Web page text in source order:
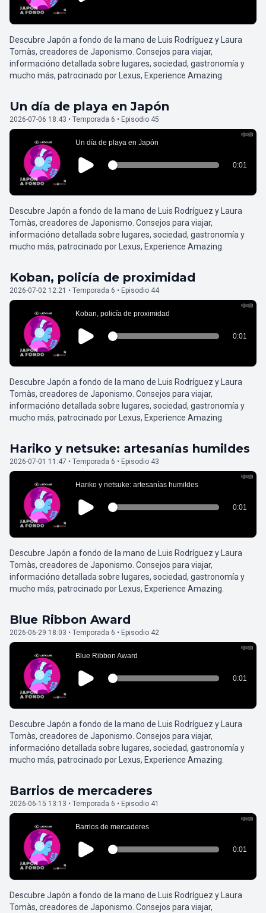
Descubre Japón a fondo de la mano de Luis Rodríguez y Laura
Tomàs, creadores de Japonismo. Consejos para viajar,
informacióno detallada sobre lugares, sociedad, gastronomía y
mucho más, patrocinado por Lexus, Experience Amazing.
Un día de playa en Japón
2026-07-06 18:43 • Temporada 6 • Episodio 45
Descubre Japón a fondo de la mano de Luis Rodríguez y Laura
Tomàs, creadores de Japonismo. Consejos para viajar,
informacióno detallada sobre lugares, sociedad, gastronomía y
mucho más, patrocinado por Lexus, Experience Amazing.
Koban, policía de proximidad
2026-07-02 12:21 • Temporada 6 • Episodio 44
Descubre Japón a fondo de la mano de Luis Rodríguez y Laura
Tomàs, creadores de Japonismo. Consejos para viajar,
informacióno detallada sobre lugares, sociedad, gastronomía y
mucho más, patrocinado por Lexus, Experience Amazing.
Hariko y netsuke: artesanías humildes
2026-07-01 11:47 • Temporada 6 • Episodio 43
Descubre Japón a fondo de la mano de Luis Rodríguez y Laura
Tomàs, creadores de Japonismo. Consejos para viajar,
informacióno detallada sobre lugares, sociedad, gastronomía y
mucho más, patrocinado por Lexus, Experience Amazing.
Blue Ribbon Award
2026-06-29 18:03 • Temporada 6 • Episodio 42
Descubre Japón a fondo de la mano de Luis Rodríguez y Laura
Tomàs, creadores de Japonismo. Consejos para viajar,
informacióno detallada sobre lugares, sociedad, gastronomía y
mucho más, patrocinado por Lexus, Experience Amazing.
Barrios de mercaderes
2026-06-15 13:13 • Temporada 6 • Episodio 41
Descubre Japón a fondo de la mano de Luis Rodríguez y Laura
Tomàs, creadores de Japonismo. Consejos para viajar,